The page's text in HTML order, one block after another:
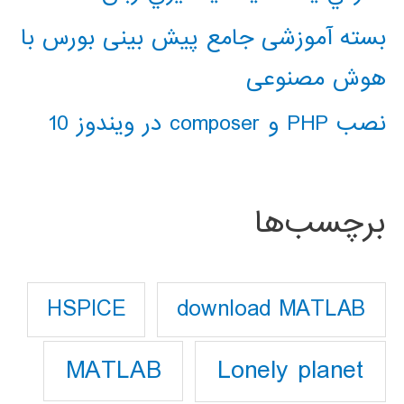
بسته آموزشی جامع پیش بینی بورس با
هوش مصنوعی
نصب PHP و composer در ویندوز 10
برچسب‌ها
download MATLAB
HSPICE
Lonely planet
MATLAB